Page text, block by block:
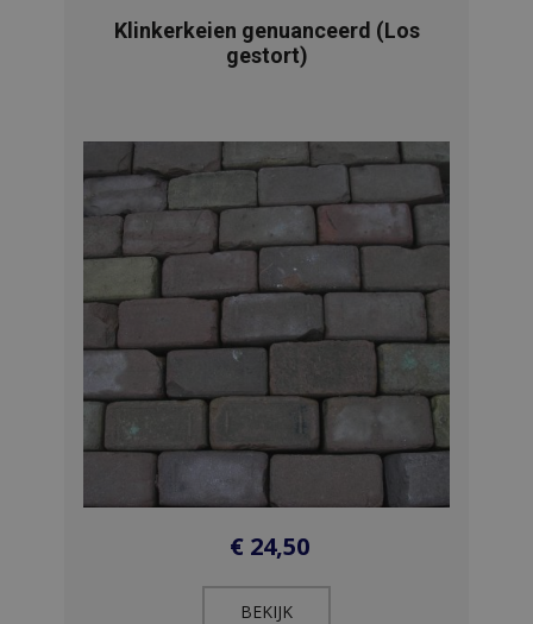
Klinkerkeien genuanceerd (Los
gestort)
€24,50
BEKIJK​